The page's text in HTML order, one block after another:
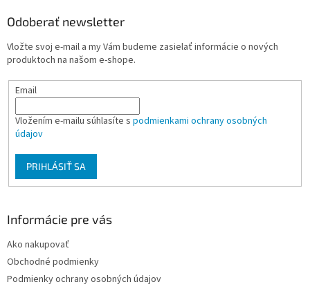
e
r
y
s
Odoberať newsletter
Vložte svoj e-mail a my Vám budeme zasielať informácie o nových
produktoch na našom e-shope.
Email
Vložením e-mailu súhlasíte s podmienkami ochrany osobných
údajov
PRIHLÁSIŤ SA
Informácie pre vás
Ako nakupovať
Obchodné podmienky
Podmienky ochrany osobných údajov